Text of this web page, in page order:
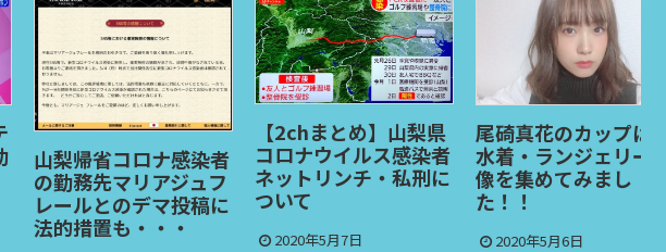
山梨帰省コロナ感染者
の勤務先マリアジュフ
レールとのデマ投稿に
法的措置も・・・
【2chまとめ】山梨県
コロナウイルス感染者
ネットリンチ・私刑に
ついて
2020年5月7日
尾碕真花のカップは？
水着・ランジェリー画
像を集めてみまし
た！！
2020年5月6日